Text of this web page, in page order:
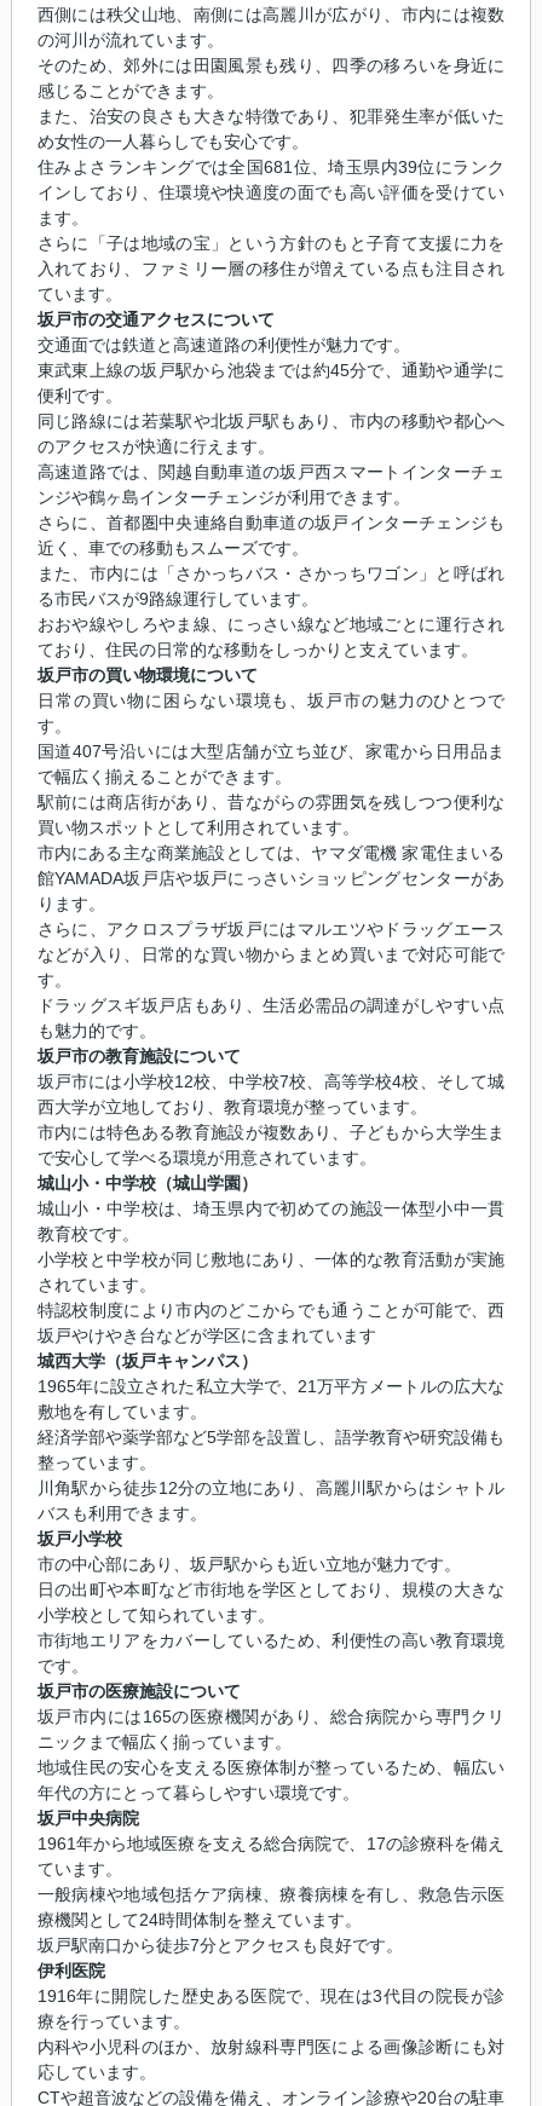
西側には秩父山地、南側には高麗川が広がり、市内には複数
の河川が流れています。
そのため、郊外には田園風景も残り、四季の移ろいを身近に
感じることができます。
また、治安の良さも大きな特徴であり、犯罪発生率が低いた
め女性の一人暮らしでも安心です。
住みよさランキングでは全国681位、埼玉県内39位にランク
インしており、住環境や快適度の面でも高い評価を受けてい
ます。
さらに「子は地域の宝」という方針のもと子育て支援に力を
入れており、ファミリー層の移住が増えている点も注目され
ています。
坂戸市の交通アクセスについて
交通面では鉄道と高速道路の利便性が魅力です。
東武東上線の坂戸駅から池袋までは約45分で、通勤や通学に
便利です。
同じ路線には若葉駅や北坂戸駅もあり、市内の移動や都心へ
のアクセスが快適に行えます。
高速道路では、関越自動車道の坂戸西スマートインターチェ
ンジや鶴ヶ島インターチェンジが利用できます。
さらに、首都圏中央連絡自動車道の坂戸インターチェンジも
近く、車での移動もスムーズです。
また、市内には「さかっちバス・さかっちワゴン」と呼ばれ
る市民バスが9路線運行しています。
おおや線やしろやま線、にっさい線など地域ごとに運行され
ており、住民の日常的な移動をしっかりと支えています。
坂戸市の買い物環境について
日常の買い物に困らない環境も、坂戸市の魅力のひとつで
す。
国道407号沿いには大型店舗が立ち並び、家電から日用品ま
で幅広く揃えることができます。
駅前には商店街があり、昔ながらの雰囲気を残しつつ便利な
買い物スポットとして利用されています。
市内にある主な商業施設としては、ヤマダ電機 家電住まいる
館YAMADA坂戸店や坂戸にっさいショッピングセンターがあ
ります。
さらに、アクロスプラザ坂戸にはマルエツやドラッグエース
などが入り、日常的な買い物からまとめ買いまで対応可能で
す。
ドラッグスギ坂戸店もあり、生活必需品の調達がしやすい点
も魅力的です。
坂戸市の教育施設について
坂戸市には小学校12校、中学校7校、高等学校4校、そして城
西大学が立地しており、教育環境が整っています。
市内には特色ある教育施設が複数あり、子どもから大学生ま
で安心して学べる環境が用意されています。
城山小・中学校（城山学園）
城山小・中学校は、埼玉県内で初めての施設一体型小中一貫
教育校です。
小学校と中学校が同じ敷地にあり、一体的な教育活動が実施
されています。
特認校制度により市内のどこからでも通うことが可能で、西
坂戸やけやき台などが学区に含まれています
城西大学（坂戸キャンパス）
1965年に設立された私立大学で、21万平方メートルの広大な
敷地を有しています。
経済学部や薬学部など5学部を設置し、語学教育や研究設備も
整っています。
川角駅から徒歩12分の立地にあり、高麗川駅からはシャトル
バスも利用できます。
坂戸小学校
市の中心部にあり、坂戸駅からも近い立地が魅力です。
日の出町や本町など市街地を学区としており、規模の大きな
小学校として知られています。
市街地エリアをカバーしているため、利便性の高い教育環境
です。
坂戸市の医療施設について
坂戸市内には165の医療機関があり、総合病院から専門クリ
ニックまで幅広く揃っています。
地域住民の安心を支える医療体制が整っているため、幅広い
年代の方にとって暮らしやすい環境です。
坂戸中央病院
1961年から地域医療を支える総合病院で、17の診療科を備え
ています。
一般病棟や地域包括ケア病棟、療養病棟を有し、救急告示医
療機関として24時間体制を整えています。
坂戸駅南口から徒歩7分とアクセスも良好です。
伊利医院
1916年に開院した歴史ある医院で、現在は3代目の院長が診
療を行っています。
内科や小児科のほか、放射線科専門医による画像診断にも対
応しています。
CTや超音波などの設備を備え、オンライン診療や20台の駐車